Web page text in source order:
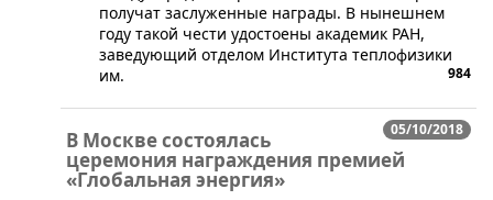
получат заслуженные награды. В нынешнем
году такой чести удостоены академик РАН,
заведующий отделом Института теплофизики
им.
984
05/10/2018
В Москве состоялась
церемония награждения премией
«Глобальная энергия»